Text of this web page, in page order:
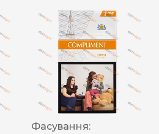
Фасування: